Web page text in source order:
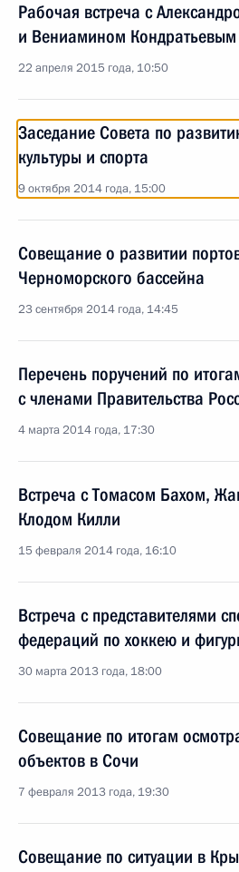
Рабочая встреча с
и Вениамином Кондратьевым
22 апреля 2015 года, 10:50
Заседание Совета по
культуры и спорта
9 октября 2014 года, 15:00
Совещание о развитии
Черноморского бассейна
23 сентября 2014 года, 14:45
Перечень поручений по
с членами Правительства
4 марта 2014 года, 17:30
Встреча с Томасом Бахом,
Клодом Килли
15 февраля 2014 года, 16:10
Встреча с представителями
федераций по хоккею и
30 марта 2013 года, 18:00
Совещание по итогам
объектов в Сочи
7 февраля 2013 года, 19:30
Совещание по ситуации в